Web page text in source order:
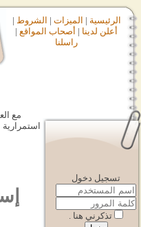
الرئيسية | الميزات | الشروط |
أعلن لدينا | أصحاب المواقع |
راسلنا
تسجيل دخول
تذكرني هنا .
مع